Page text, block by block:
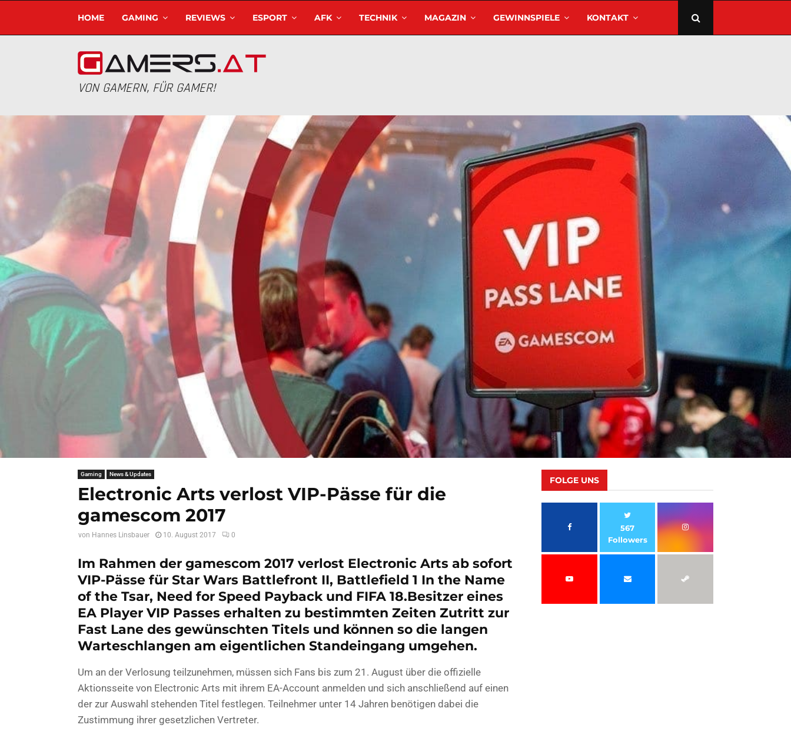
HOME GAMING REVIEWS ESPORT AFK TECHNIK MAGAZIN GEWINNSPIELE KONTAKT
VON GAMERN, FÜR GAMER!
Gaming News & Updates
Electronic Arts verlost VIP-Pässe für die
gamescom 2017
von Hannes Linsbauer 10. August 2017 0
Im Rahmen der gamescom 2017 verlost Electronic Arts ab sofort
VIP-Pässe für Star Wars Battlefront II, Battlefield 1 In the Name
of the Tsar, Need for Speed Payback und FIFA 18.Besitzer eines
EA Player VIP Passes erhalten zu bestimmten Zeiten Zutritt zur
Fast Lane des gewünschten Titels und können so die langen
Warteschlangen am eigentlichen Standeingang umgehen.
Um an der Verlosung teilzunehmen, müssen sich Fans bis zum 21. August über die offizielle
Aktionsseite von Electronic Arts mit ihrem EA-Account anmelden und sich anschließend auf einen
der zur Auswahl stehenden Titel festlegen. Teilnehmer unter 14 Jahren benötigen dabei die
Zustimmung ihrer gesetzlichen Vertreter.
FOLGE UNS
567
Followers